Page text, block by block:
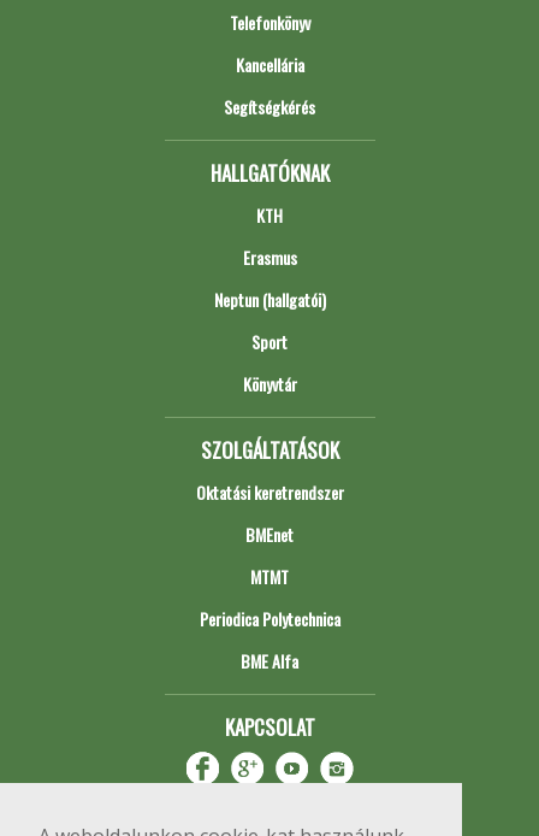
Telefonkönyv
Kancellária
Segítségkérés
HALLGATÓKNAK
KTH
Erasmus
Neptun (hallgatói)
Sport
Könyvtár
SZOLGÁLTATÁSOK
Oktatási keretrendszer
BMEnet
MTMT
Periodica Polytechnica
BME Alfa
KAPCSOLAT